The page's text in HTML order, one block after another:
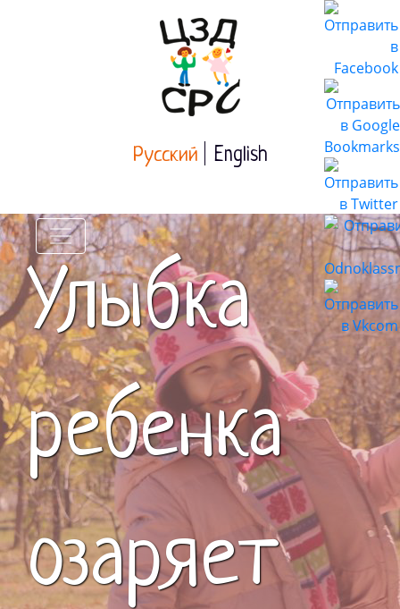
Русский English
Улыбка
ребенка
озаряет